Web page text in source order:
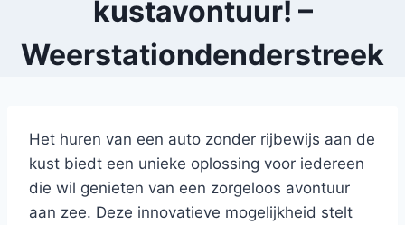
kustavontuur! –
Weerstationdenderstreek
Het huren van een auto zonder rijbewijs aan de
kust biedt een unieke oplossing voor iedereen
die wil genieten van een zorgeloos avontuur
aan zee. Deze innovatieve mogelijkheid stelt